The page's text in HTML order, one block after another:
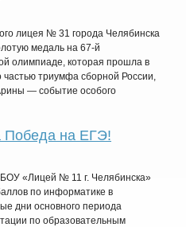
лицея № 31 города Челябинска
медаль на 67-й
олимпиаде, которая прошла в
триумфа сборной России,
— событие особого
на ЕГЭ!
«Лицей № 11 г. Челябинска»
по информатике в
дни основного периода
по образовательным